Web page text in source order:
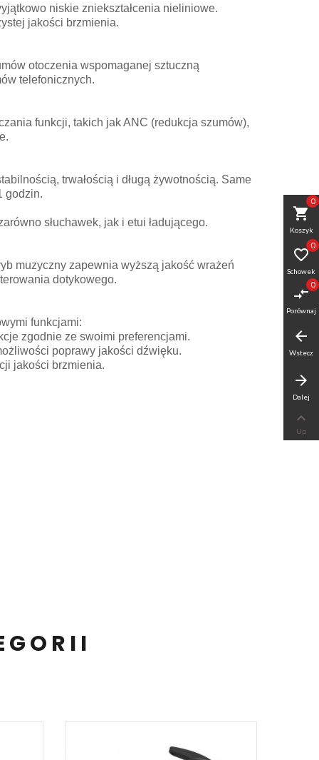
niskie zniekształcenia nieliniowe.
jakości brzmienia.
otoczenia wspomaganej sztuczną
telefonicznych.
funkcji, takich jak ANC (redukcja szumów),
trwałością i długą żywotnością. Same
godzin.
słuchawek, jak i etui ładującego.
muzyczny zapewnia wyższą jakość wrażeń
dotykowego.
funkcjami:
zgodnie ze swoimi preferencjami.
poprawy jakości dźwięku.
jakości brzmienia.
shopping_cart
Koszyk
0

Schowek
0
compare_arrows
Porównaj
0
arrow_back
Wstecz
arrow_forward
Dalej

Up